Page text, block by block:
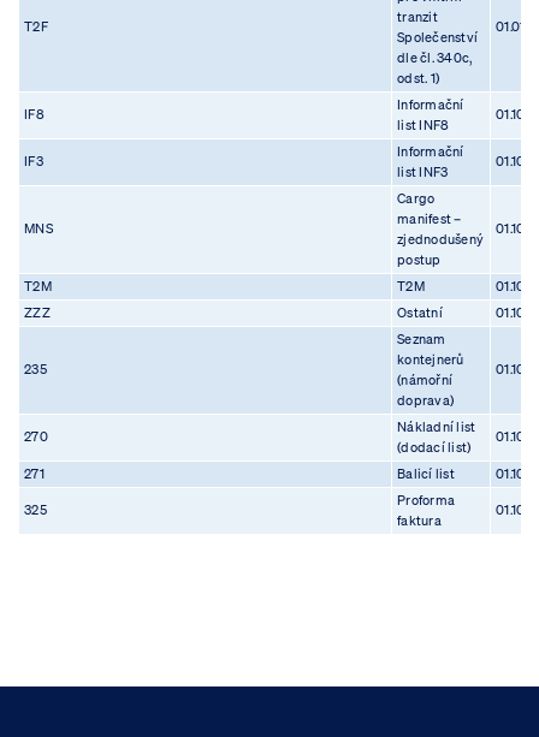
T2F
tranzit
Společenství
dle čl. 340c,
odst. 1)
IF8
Informační
list INF8
IF3
Informační
list INF3
MNS
Cargo
manifest –
zjednodušený
postup
T2M T2M
ZZZ
Ostatní
235
Seznam
kontejnerů
(námořní
doprava)
270
Nákladní list
(dodací list)
271 Balicí list
325
Proforma
faktura